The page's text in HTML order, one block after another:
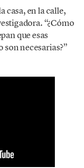
casa, en la calle,
“¿Cómo
que esas
son necesarias?”